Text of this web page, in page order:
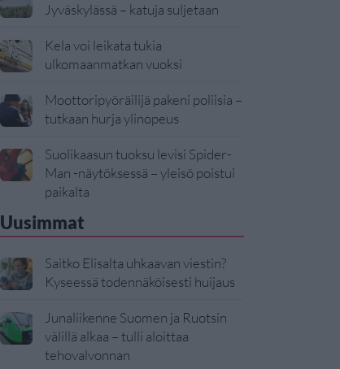
Jyväskylässä – katuja suljetaan
Kela voi leikata tukia
ulkomaanmatkan vuoksi
Moottoripyöräilijä pakeni poliisia –
tutkaan hurja ylinopeus
Suolikaasun tuoksu levisi Spider-
Man -näytöksessä – yleisö poistui
paikalta
Uusimmat
Saitko Elisalta uhkaavan viestin?
Kyseessä todennäköisesti huijaus
Junaliikenne Suomen ja Ruotsin
välillä alkaa – tulli aloittaa
tehovalvonnan